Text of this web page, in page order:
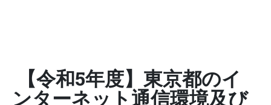
【令和5年度】東京都のイ
ンターネット通信環境及び